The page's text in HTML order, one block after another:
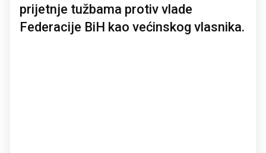
prijetnje tužbama protiv vlade
Federacije BiH kao većinskog vlasnika.